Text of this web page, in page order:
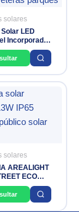
solares
LED
Incorporado
Movimiento
solares
AREALIGHT
ECO
2000LM